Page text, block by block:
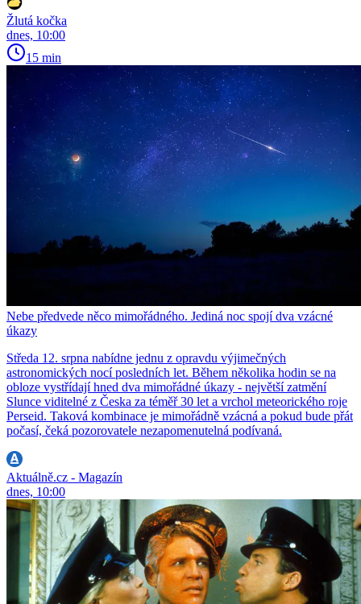
Žlutá kočka
dnes, 10:00
15 min
Nebe předvede něco mimořádného. Jediná noc spojí dva vzácné
úkazy
Středa 12. srpna nabídne jednu z opravdu výjimečných
astronomických nocí posledních let. Během několika hodin se na
obloze vystřídají hned dva mimořádné úkazy - největší zatmění
Slunce viditelné z Česka za téměř 30 let a vrchol meteorického roje
Perseid. Taková kombinace je mimořádně vzácná a pokud bude přát
počasí, čeká pozorovatele nezapomenutelná podívaná.
Aktuálně.cz - Magazín
dnes, 10:00